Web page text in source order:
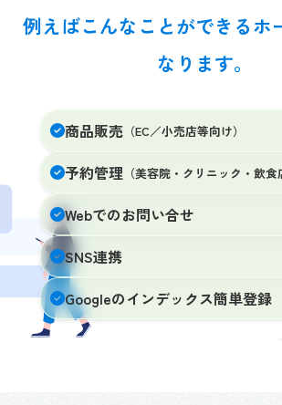
例えばこんなことができるホ
なります。
商品販売 （EC／小売店等向け）
予約管理 （美容院・クリニック・飲食
Webでのお問い合せ
SNS連携
Googleのインデックス簡単登録